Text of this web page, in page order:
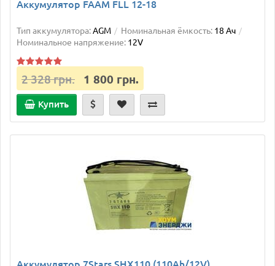
Аккумулятор FAAM FLL 12-18
Тип аккумулятора:AGM Номинальная ёмкость: 18 Ач
Номинальное напряжение: 12V
2 328 грн. 1 800 грн.
Купить